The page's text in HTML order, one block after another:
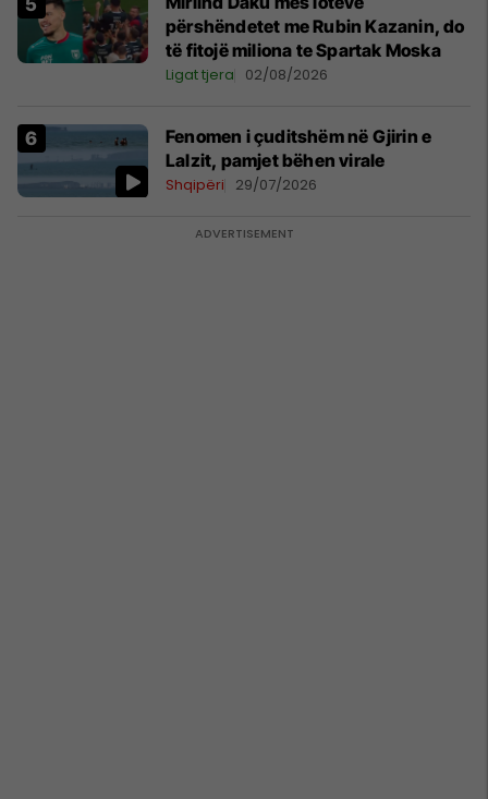
përshëndetet me Rubin Kazanin, do
të fitojë miliona te Spartak Moska
Ligat tjera 02/08/2026
Fenomen i çuditshëm në Gjirin e
Lalzit, pamjet bëhen virale
Shqipëri 29/07/2026